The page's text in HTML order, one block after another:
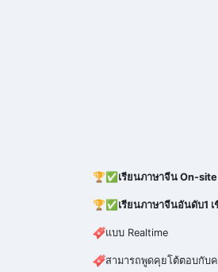
🏆✅ เรียนภาษาจีน On-
🏆✅ เรียนภาษาจีนอันดับ1 เ
แบบ Realtime
สามารถพูดคุยโต้ตอบกับค